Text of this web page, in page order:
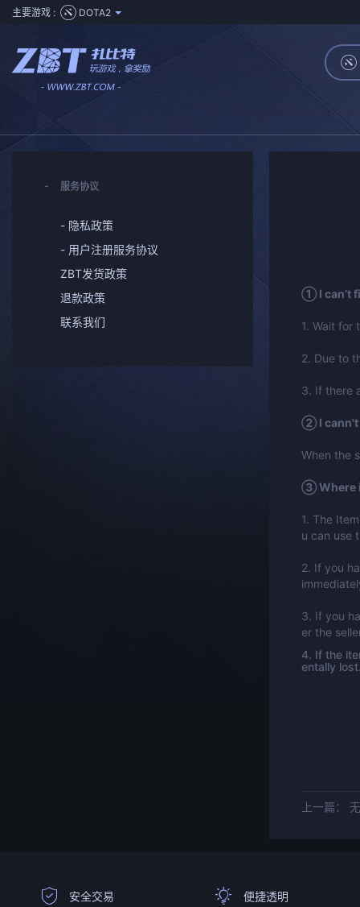
主要游戏 : DOTA2
服务协议
- 隐私政策
- 用户注册服务协议
ZBT发货政策
退款政策
联系我们
① I can’t
1. Wait for
2. Due to
3. If there
② I cann't
When the
③ Where
1. The
u can use
2. If you
3. If you
er the
4. If the
entally
上一篇： 无
安全交易 便捷透明